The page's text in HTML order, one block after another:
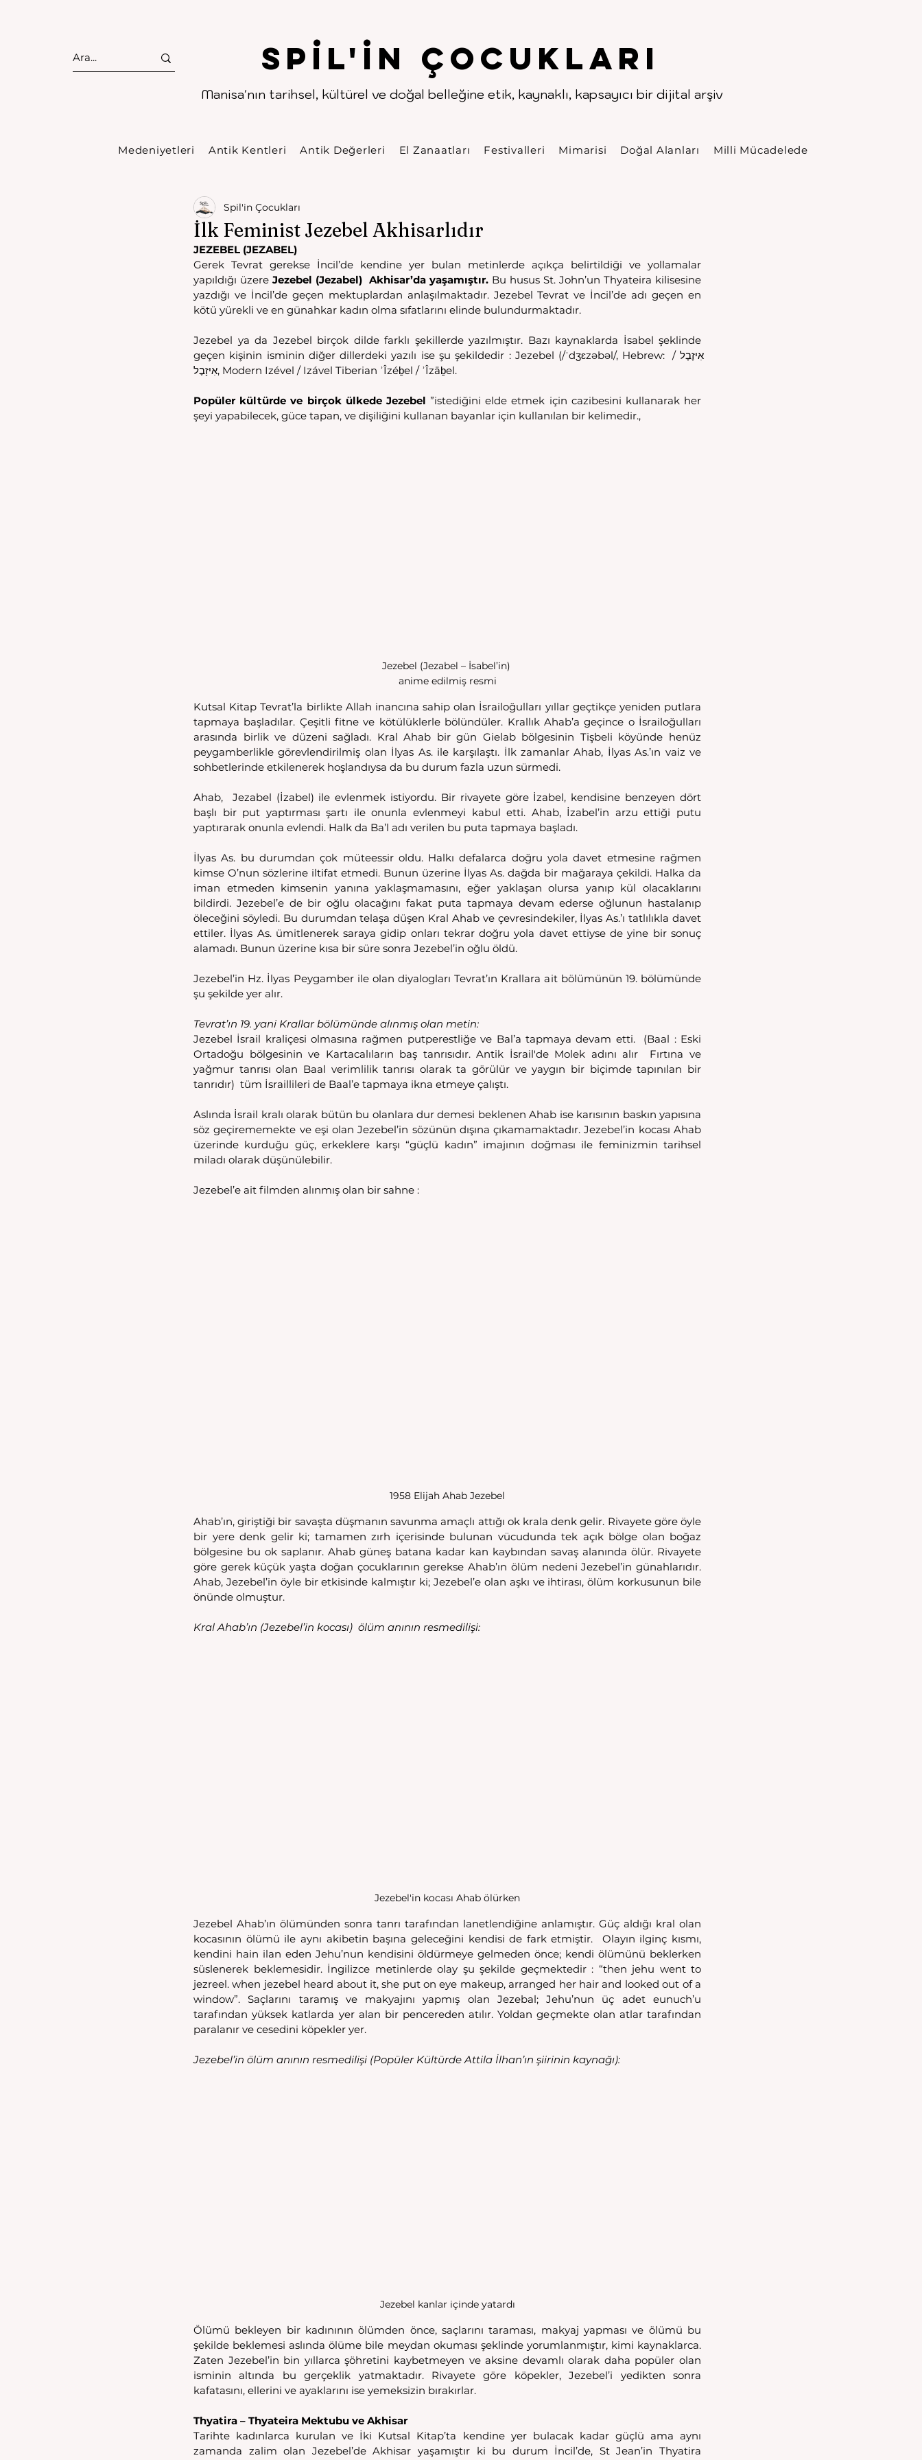
Spıl'in Çocukları
Manisa'nın tarihsel, kültürel ve doğal belleğine etik, kaynaklı, kapsayıcı bir dijital arşiv
. .
Medeniyetleri Antik Kentleri Antik Değerleri El Zanaatları Festivalleri Mimarisi Doğal Alanları Milli Mücadelede
İlk Feminist Jezebel Akhisarlıdır
Spil'in Çocukları
JEZEBEL (JEZABEL)
Gerek Tevrat gerekse İncil’de kendine yer bulan metinlerde açıkça belirtildiği ve yollamalar
yapıldığı üzere Jezebel (Jezabel)  Akhisar’da yaşamıştır. Bu husus St. John’un Thyateira kilisesine
yazdığı ve İncil’de geçen mektuplardan anlaşılmaktadır. Jezebel Tevrat ve İncil’de adı geçen en
kötü yürekli ve en günahkar kadın olma sıfatlarını elinde bulundurmaktadır.
Jezebel ya da Jezebel birçok dilde farklı şekillerde yazılmıştır. Bazı kaynaklarda İsabel şeklinde
geçen kişinin isminin diğer dillerdeki yazılı ise şu şekildedir : Jezebel (/ˈdʒɛzəbəl/, Hebrew: אִיזֶבֶל /
אִיזָבֶל, Modern Izével / Izável Tiberian ʾÎzéḇel / ʾÎzāḇel.
Popüler kültürde ve birçok ülkede Jezebel ”istediğini elde etmek için cazibesini kullanarak her
şeyi yapabilecek, güce tapan, ve dişiliğini kullanan bayanlar için kullanılan bir kelimedir.,
Jezebel (Jezabel – İsabel’in)
anime edilmiş resmi
Kutsal Kitap Tevrat’la birlikte Allah inancına sahip olan İsrailoğulları yıllar geçtikçe yeniden putlara
tapmaya başladılar. Çeşitli fitne ve kötülüklerle bölündüler. Krallık Ahab’a geçince o İsrailoğulları
arasında birlik ve düzeni sağladı. Kral Ahab bir gün Gielab bölgesinin Tişbeli köyünde henüz
peygamberlikle görevlendirilmiş olan İlyas As. ile karşılaştı. İlk zamanlar Ahab, İlyas As.’ın vaiz ve
sohbetlerinde etkilenerek hoşlandıysa da bu durum fazla uzun sürmedi.
Ahab,  Jezabel (İzabel) ile evlenmek istiyordu. Bir rivayete göre İzabel, kendisine benzeyen dört
başlı bir put yaptırması şartı ile onunla evlenmeyi kabul etti. Ahab, İzabel’in arzu ettiği putu
yaptırarak onunla evlendi. Halk da Ba’l adı verilen bu puta tapmaya başladı.
İlyas As. bu durumdan çok müteessir oldu. Halkı defalarca doğru yola davet etmesine rağmen
kimse O’nun sözlerine iltifat etmedi. Bunun üzerine İlyas As. dağda bir mağaraya çekildi. Halka da
iman etmeden kimsenin yanına yaklaşmamasını, eğer yaklaşan olursa yanıp kül olacaklarını
bildirdi. Jezebel’e de bir oğlu olacağını fakat puta tapmaya devam ederse oğlunun hastalanıp
öleceğini söyledi. Bu durumdan telaşa düşen Kral Ahab ve çevresindekiler, İlyas As.’ı tatlılıkla davet
ettiler. İlyas As. ümitlenerek saraya gidip onları tekrar doğru yola davet ettiyse de yine bir sonuç
alamadı. Bunun üzerine kısa bir süre sonra Jezebel’in oğlu öldü.
Jezebel’in Hz. İlyas Peygamber ile olan diyalogları Tevrat’ın Krallara ait bölümünün 19. bölümünde
şu şekilde yer alır.
Tevrat’ın 19. yani Krallar bölümünde alınmış olan metin:
Jezebel İsrail kraliçesi olmasına rağmen putperestliğe ve Bal’a tapmaya devam etti.  (Baal : Eski
Ortadoğu bölgesinin ve Kartacalıların baş tanrısıdır. Antik İsrail'de Molek adını alır  Fırtına ve
yağmur tanrısı olan Baal verimlilik tanrısı olarak ta görülür ve yaygın bir biçimde tapınılan bir
tanrıdır)  tüm İsraillileri de Baal’e tapmaya ikna etmeye çalıştı.
Aslında İsrail kralı olarak bütün bu olanlara dur demesi beklenen Ahab ise karısının baskın yapısına
söz geçirememekte ve eşi olan Jezebel’in sözünün dışına çıkamamaktadır. Jezebel’in kocası Ahab
üzerinde kurduğu güç, erkeklere karşı “güçlü kadın” imajının doğması ile feminizmin tarihsel
miladı olarak düşünülebilir.
Jezebel’e ait filmden alınmış olan bir sahne :
1958 Elijah Ahab Jezebel
Ahab’ın, giriştiği bir savaşta düşmanın savunma amaçlı attığı ok krala denk gelir. Rivayete göre öyle
bir yere denk gelir ki; tamamen zırh içerisinde bulunan vücudunda tek açık bölge olan boğaz
bölgesine bu ok saplanır. Ahab güneş batana kadar kan kaybından savaş alanında ölür. Rivayete
göre gerek küçük yaşta doğan çocuklarının gerekse Ahab’ın ölüm nedeni Jezebel’in günahlarıdır.
Ahab, Jezebel’in öyle bir etkisinde kalmıştır ki; Jezebel’e olan aşkı ve ihtirası, ölüm korkusunun bile
önünde olmuştur.
Kral Ahab’ın (Jezebel’in kocası)  ölüm anının resmedilişi:
Jezebel'in kocası Ahab ölürken
Jezebel Ahab’ın ölümünden sonra tanrı tarafından lanetlendiğine anlamıştır. Güç aldığı kral olan
kocasının ölümü ile aynı akibetin başına geleceğini kendisi de fark etmiştir.  Olayın ilginç kısmı,
kendini hain ilan eden Jehu’nun kendisini öldürmeye gelmeden önce; kendi ölümünü beklerken
süslenerek beklemesidir. İngilizce metinlerde olay şu şekilde geçmektedir : “then jehu went to
jezreel. when jezebel heard about it, she put on eye makeup, arranged her hair and looked out of a
window”. Saçlarını taramış ve makyajını yapmış olan Jezebal; Jehu’nun üç adet eunuch’u
tarafından yüksek katlarda yer alan bir pencereden atılır. Yoldan geçmekte olan atlar tarafından
paralanır ve cesedini köpekler yer.
Jezebel’in ölüm anının resmedilişi (Popüler Kültürde Attila İlhan’ın şiirinin kaynağı):
Jezebel kanlar içinde yatardı
Ölümü bekleyen bir kadınının ölümden önce, saçlarını taraması, makyaj yapması ve ölümü bu
şekilde beklemesi aslında ölüme bile meydan okuması şeklinde yorumlanmıştır, kimi kaynaklarca.
Zaten Jezebel’in bin yıllarca şöhretini kaybetmeyen ve aksine devamlı olarak daha popüler olan
isminin altında bu gerçeklik yatmaktadır. Rivayete göre köpekler, Jezebel’i yedikten sonra
kafatasını, ellerini ve ayaklarını ise yemeksizin bırakırlar.
Thyatira – Thyateira Mektubu ve Akhisar
Tarihte kadınlarca kurulan ve İki Kutsal Kitap’ta kendine yer bulacak kadar güçlü ama aynı
zamanda zalim olan Jezebel’de Akhisar yaşamıştır ki bu durum İncil’de, St Jean’in Thyatira